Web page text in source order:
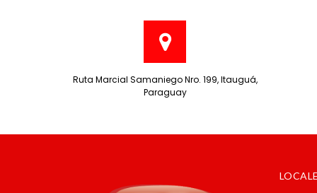
Ruta Marcial Samaniego Nro. 199, Itauguá,
Paraguay